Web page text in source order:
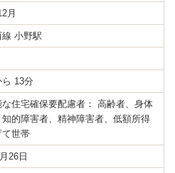
月
小野駅
13分
な住宅確保要配慮者： 高齢者、身体
知的障害者、精神障害者、低額所得
て世帯
26日